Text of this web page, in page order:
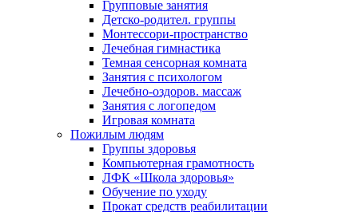
Групповые занятия
Детско-родител. группы
Монтессори-пространство
Лечебная гимнастика
Темная сенсорная комната
Занятия с психологом
Лечебно-оздоров. массаж
Занятия с логопедом
Игровая комната
Пожилым людям
Группы здоровья
Компьютерная грамотность
ЛФК «Школа здоровья»
Обучение по уходу
Прокат средств реабилитации